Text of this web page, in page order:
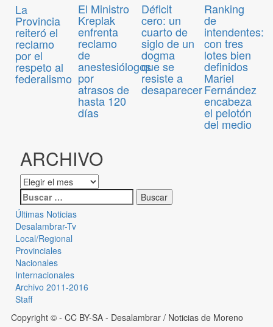
La
Provincia
reiteró el
reclamo
por el
respeto al
federalismo
El Ministro
Kreplak
enfrenta
reclamo
de
anestesiólogos
por
atrasos de
hasta 120
días
Déficit
cero: un
cuarto de
siglo de un
dogma
que se
resiste a
desaparecer
Ranking
de
intendentes:
con tres
lotes bien
definidos
Mariel
Fernández
encabeza
el pelotón
del medio
ARCHIVO
Últimas Noticias
Desalambrar-Tv
Local/Regional
Provinciales
Nacionales
Internacionales
Archivo 2011-2016
Staff
Copyright © - CC BY-SA - Desalambrar / Noticias de Moreno